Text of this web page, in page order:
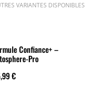
VARIANTES DISPONIBLES
Confiance+ –
Pro
€